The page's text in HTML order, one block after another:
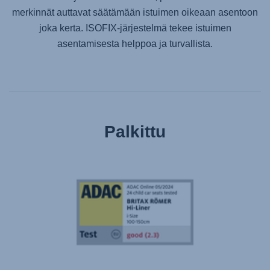
merkinnät auttavat säätämään istuimen oikeaan asentoon
joka kerta. ISOFIX-järjestelmä tekee istuimen
asentamisesta helppoa ja turvallista.
Palkittu